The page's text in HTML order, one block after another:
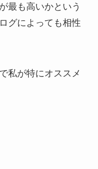
最も高いかという
グによっても相性
私が特にオススメ